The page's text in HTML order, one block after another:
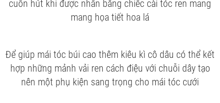
cuốn hút khi được nhấn bằng chiếc cài tóc ren mang
mang họa tiết hoa lá
Để giúp mái tóc búi cao thêm kiêu kì cô dâu có thể kết
hợp những mảnh vải ren cách điệu với chuỗi dây tạo
nên một phụ kiện sang trọng cho mái tóc cưới